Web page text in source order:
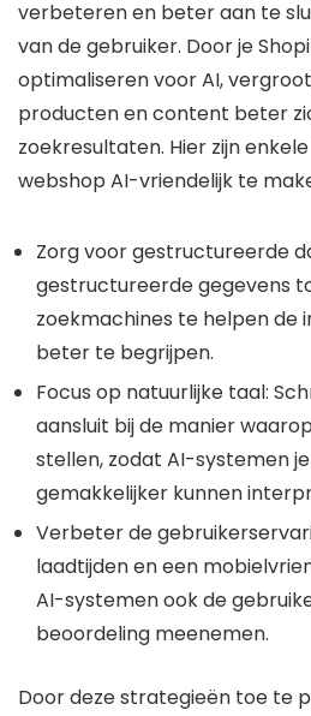
verbeteren en beter aan te
van de gebruiker. Door je
optimaliseren voor AI,
producten en content beter
zoekresultaten. Hier zijn
webshop AI-vriendelijk te
Zorg voor gestructureerde
gestructureerde gegevens
zoekmachines te helpen de
beter te begrijpen.
Focus op natuurlijke taal:
aansluit bij de manier
stellen, zodat AI-systemen
gemakkelijker kunnen
Verbeter de
laadtijden en een
AI-systemen ook de
beoordeling meenemen.
Door deze strategieën toe te